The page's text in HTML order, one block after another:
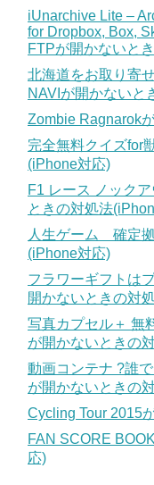
iUnarchive Lite –
for Dropbox, Box,
FTPが開かないと
北海道をお取り寄
NAVIが開かないと
Zombie Ragnarok
完全無料クイズfor
(iPhone対応)
F1 レース ノック
ときの対処法
人生ゲーム 確定
(iPhone対応)
フラワーギフトは
開かないときの対
写真カプセル＋ 無
が開かないときの
動画コンテナ ?誰
が開かないときの
Cycling Tour 2015
FAN SCORE
応)